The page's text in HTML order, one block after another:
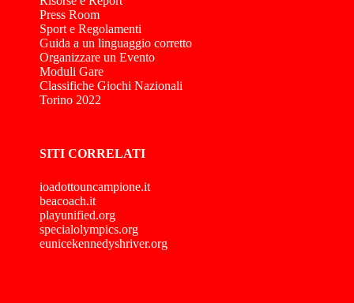
Press Room
Sport e Regolamenti
Guida a un linguaggio corretto
Organizzare un Evento
Moduli Gare
Classifiche Giochi Nazionali
Torino 2022
SITI CORRELATI
ioadottouncampione.it
beacoach.it
playunified.org
specialolympics.org
eunicekennedyshriver.org